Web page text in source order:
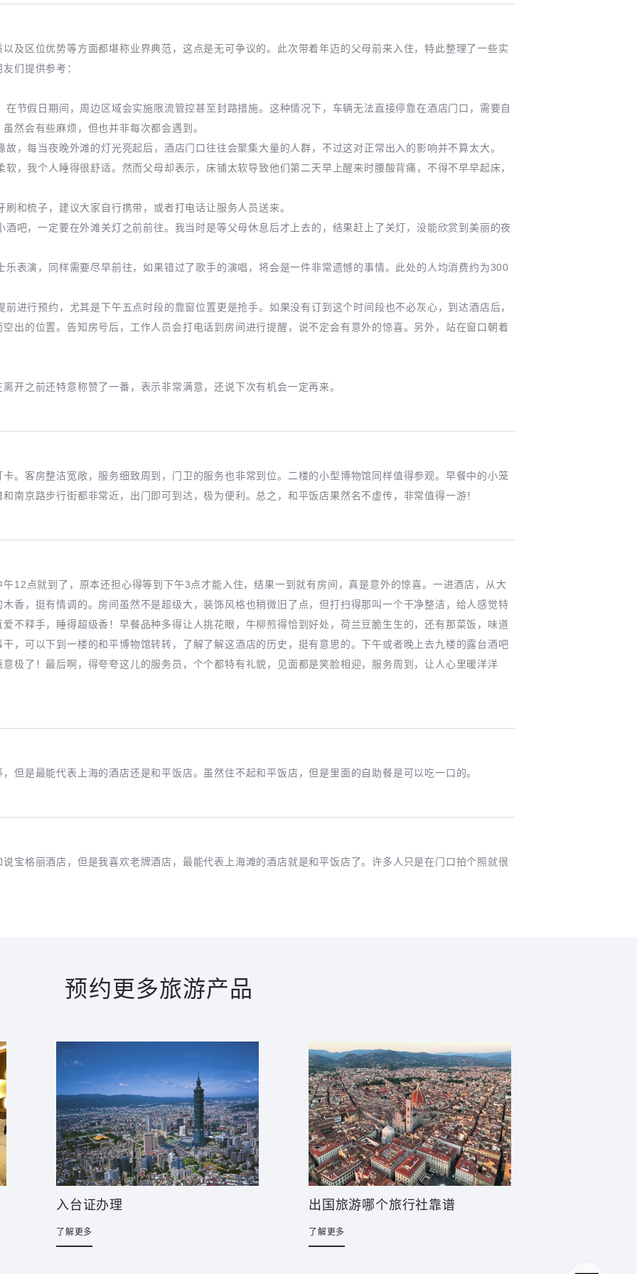
及区位优势等方面都堪称业界典范，这点是无可争议的。此次带着年迈的父母前来入住，特此整理了一些实
们提供参考：
节假日期间，周边区域会实施限流管控甚至封路措施。这种情况下，车辆无法直接停靠在酒店门口，需要自
然会有些麻烦，但也并非每次都会遇到。
，每当夜晚外滩的灯光亮起后，酒店门口往往会聚集大量的人群，不过这对正常出入的影响并不算太大。
，我个人睡得很舒适。然而父母却表示，床铺太软导致他们第二天早上醒来时腰酸背痛，不得不早早起床，
和梳子，建议大家自行携带，或者打电话让服务人员送来。
吧，一定要在外滩关灯之前前往。我当时是等父母休息后才上去的，结果赶上了关灯，没能欣赏到美丽的夜
表演，同样需要尽早前往，如果错过了歌手的演唱，将会是一件非常遗憾的事情。此处的人均消费约为300
进行预约，尤其是下午五点时段的靠窗位置更是抢手。如果没有订到这个时间段也不必灰心，到达酒店后，
出的位置。告知房号后，工作人员会打电话到房间进行提醒，说不定会有意外的惊喜。另外，站在窗口朝着
开之前还特意称赞了一番，表示非常满意，还说下次有机会一定再来。
。客房整洁宽敞，服务细致周到，门卫的服务也非常到位。二楼的小型博物馆同样值得参观。早餐中的小笼
南京路步行街都非常近，出门即可到达，极为便利。总之，和平饭店果然名不虚传，非常值得一游！
12点就到了，原本还担心得等到下午3点才能入住，结果一到就有房间，真是意外的惊喜。一进酒店，从大
香，挺有情调的。房间虽然不是超级大，装饰风格也稍微旧了点，但打扫得那叫一个干净整洁，给人感觉特
不释手，睡得超级香！早餐品种多得让人挑花眼，牛柳煎得恰到好处，荷兰豆脆生生的，还有那菜饭，味道
，可以下到一楼的和平博物馆转转，了解了解这酒店的历史，挺有意思的。下午或者晚上去九楼的露台酒吧
极了！最后啊，得夸夸这儿的服务员，个个都特有礼貌，见面都是笑脸相迎，服务周到，让人心里暖洋洋
但是最能代表上海的酒店还是和平饭店。虽然住不起和平饭店，但是里面的自助餐是可以吃一口的。
宝格丽酒店，但是我喜欢老牌酒店，最能代表上海滩的酒店就是和平饭店了。许多人只是在门口拍个照就很
预约更多旅游产品
入台证办理
了解更多
出国旅游哪个旅行社靠谱
了解更多